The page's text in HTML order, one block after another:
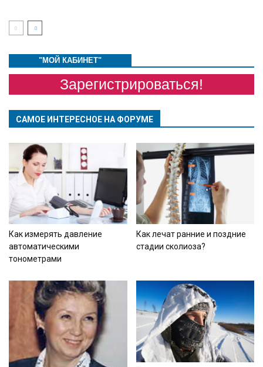
"МОЙ КАБИНЕТ"
Зарегистрироваться!
САМОЕ ИНТЕРЕСНОЕ НА ФОРУМЕ
Как измерять давление
автоматическими
тонометрами
Как лечат ранние и поздние
стадии сколиоза?